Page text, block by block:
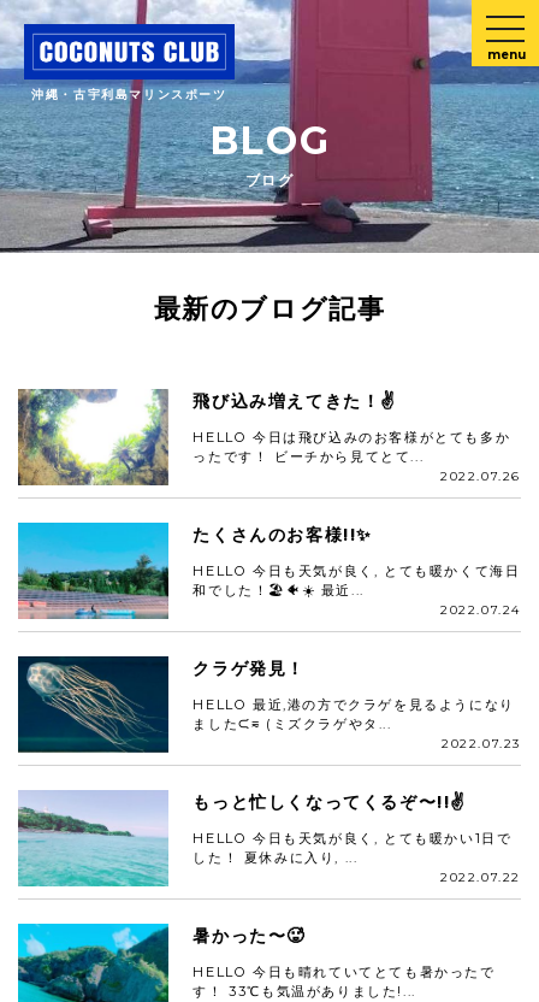
沖縄・古宇利島マリンスポーツ
menu
BLOG
ブログ
最新のブログ記事
飛び込み増えてきた！✌️
HELLO 今日は飛び込みのお客様がとても多か
ったです！ ビーチから見てとて...
2022.07.26
たくさんのお客様!!✨
HELLO 今日も天気が良く, とても暖かくて海日
和でした！🏖🐠☀️ 最近...
2022.07.24
クラゲ発見！
HELLO 最近,港の方でクラゲを見るようになり
ましたᙅ⩬ (ミズクラゲやタ...
2022.07.23
もっと忙しくなってくるぞ〜!!✌️
HELLO 今日も天気が良く, とても暖かい1日で
した！ 夏休みに入り, ...
2022.07.22
暑かった〜🥵
HELLO 今日も晴れていてとても暑かったで
す！ 33℃も気温がありました!...